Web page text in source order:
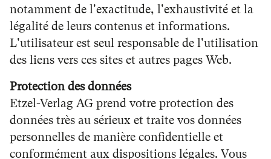
notamment de l'exactitude, l'exhaustivité et la
légalité de leurs contenus et informations.
L'utilisateur est seul responsable de l'utilisation
des liens vers ces sites et autres pages Web.
Protection des données
Etzel-Verlag AG prend votre protection des
données très au sérieux et traite vos données
personnelles de manière confidentielle et
conformément aux dispositions légales. Vous